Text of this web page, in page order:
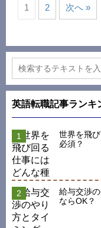
1 2 次へ »
英語転職記事ランキ
世界を飛
必須？
給与交渉
ならOK？